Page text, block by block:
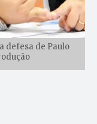
defesa de Paulo